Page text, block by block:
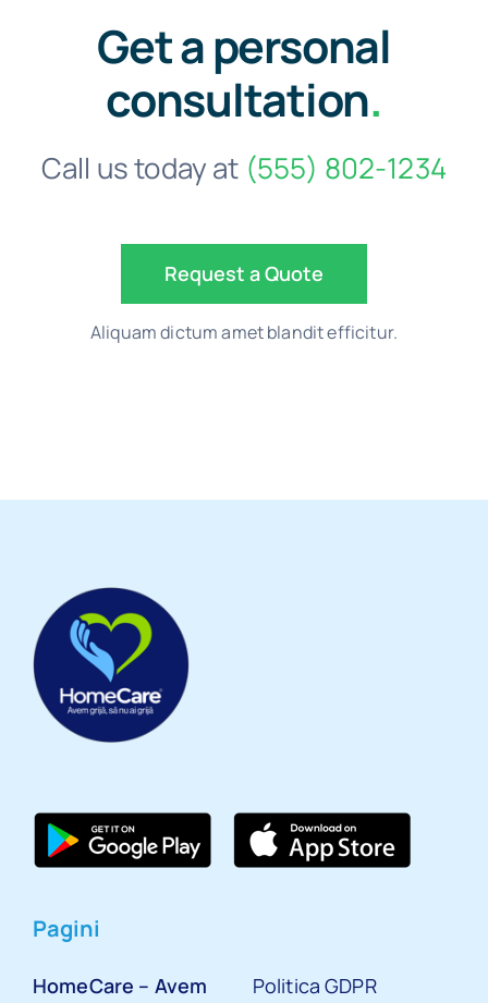
Get a personal
consultation.
Call us today at (555) 802-1234
Request a Quote
Aliquam dictum amet blandit efficitur.
Pagini
HomeCare – Avem
Politica GDPR